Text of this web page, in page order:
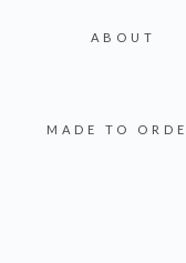
ABOUT
MADE TO